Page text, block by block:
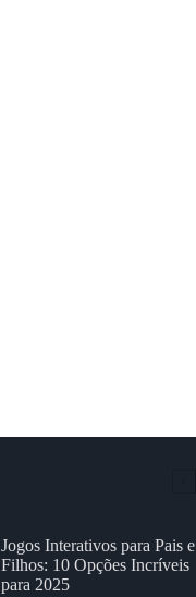
Jogos Interativos para Pais e
Filhos: 10 Opções Incríveis
para 2025